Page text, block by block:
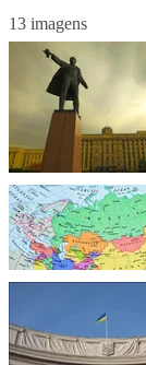
13 imagens